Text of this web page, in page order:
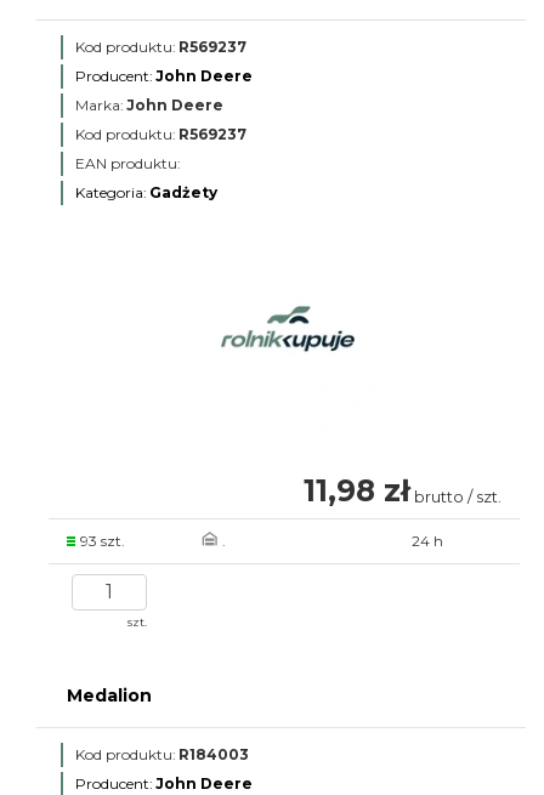
Kod produktu: R569237
Producent: John Deere
Marka: John Deere
Kod produktu: R569237
EAN produktu:
Kategoria: Gadżety
11,98 zł brutto / szt.
93 szt. . 24 h
szt.
Medalion
Kod produktu: R184003
Producent: John Deere